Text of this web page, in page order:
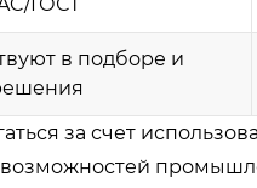
в подборе и
за счет